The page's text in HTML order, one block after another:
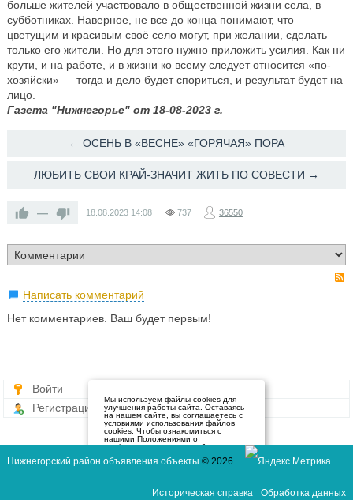
больше жителей участвовало в общественной жизни села, в
субботниках. Наверное, не все до конца понимают, что
цветущим и красивым своё село могут, при желании, сделать
только его жители. Но для этого нужно приложить усилия. Как ни
крути, и на работе, и в жизни ко всему следует относится «по-
хозяйски» — тогда и дело будет спориться, и результат будет на
лицо.
Газета "Нижнегорье" от 18-08-2023 г.
← ОСЕНЬ В «ВЕСНЕ» «ГОРЯЧАЯ» ПОРА
ЛЮБИТЬ СВОИ КРАЙ-ЗНАЧИТ ЖИТЬ ПО СОВЕСТИ →
— 18.08.2023 14:08 737 36550
Написать комментарий
Нет комментариев. Ваш будет первым!
Войти
Регистрация
Мы используем файлы cookies для
улучшения работы сайта. Оставаясь
на нашем сайте, вы соглашаетесь с
условиями использования файлов
cookies. Чтобы ознакомиться с
нашими Положениями о
конфиденциальности и об
нажмите здесь.
Нижнегорский район объявления объекты © 2026
Историческая справка Обработка данных